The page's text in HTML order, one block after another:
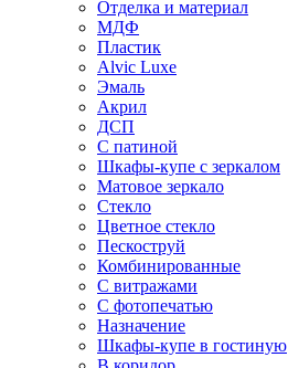
Отделка и материал
МДФ
Пластик
Alvic Luxe
Эмаль
Акрил
ДСП
С патиной
Шкафы-купе с зеркалом
Матовое зеркало
Стекло
Цветное стекло
Пескоструй
Комбинированные
С витражами
С фотопечатью
Назначение
Шкафы-купе в гостиную